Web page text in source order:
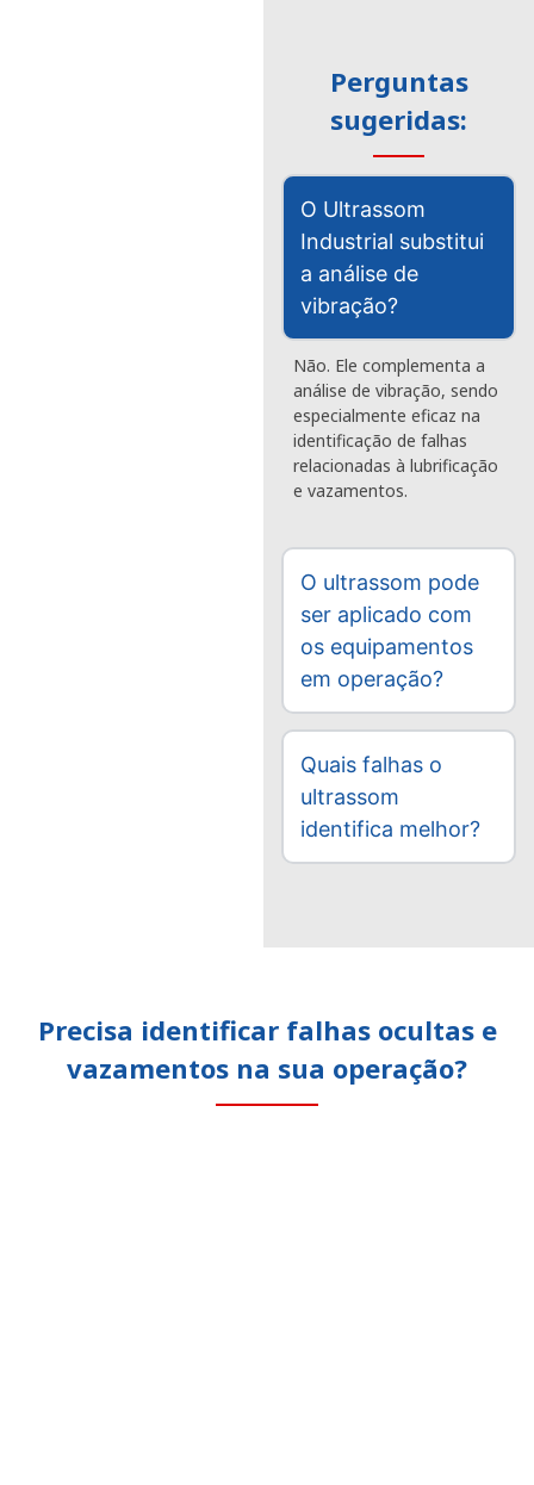
Perguntas
sugeridas:
O Ultrassom
Industrial substitui
a análise de
vibração?
Não. Ele complementa a
análise de vibração, sendo
especialmente eficaz na
identificação de falhas
relacionadas à lubrificação
e vazamentos.
O ultrassom pode
ser aplicado com
os equipamentos
em operação?
Quais falhas o
ultrassom
identifica melhor?
Precisa identificar falhas ocultas e
vazamentos na sua operação?